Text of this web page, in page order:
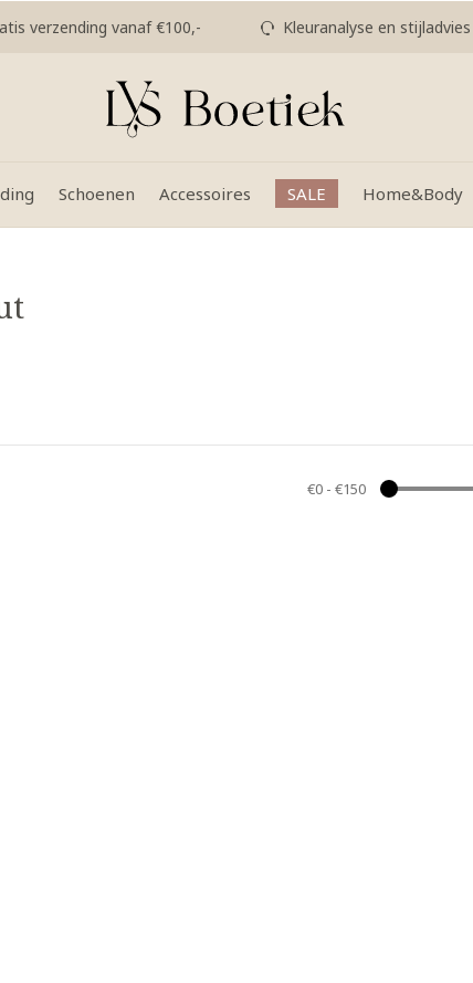
Schoenen Accessoires SALE Home&Body
verzending vanaf €100,- Kleuranalyse en stijladvies
€0- €150